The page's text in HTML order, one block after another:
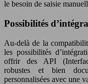
le besoin de saisie
Possibilités
Au-delà de la
les possibilités
offrir des API
robustes et bien
personnalisées avec une